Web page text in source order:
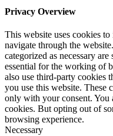
Privacy Overview
This website uses cookies
navigate through the
categorized as necessary
essential for the working of
also use third-party cookies
you use this website. These
only with your consent. You
cookies. But opting out of
browsing experience.
Necessary